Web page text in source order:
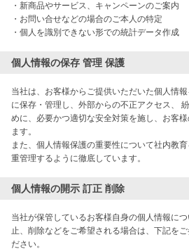
・新商品やサービス、キャンペーンのご案内
・お問い合せなどの場合のご本人の特定
・個人を識別できない形での統計データ作成
個人情報の保存 管理 保護
当社は、お客様からご提供いただいた個人情
に保存・管理し、外部からの不正アクセス、
めに、必要かつ適切な安全対策を施し、お客
ます。
また、個人情報保護の重要性について社内教
重管理するように徹底しています。
個人情報の開示 訂正 削除
当社が保管しているお客様自身の個人情報に
止、削除などをご希望される場合は、下記を
ださい。